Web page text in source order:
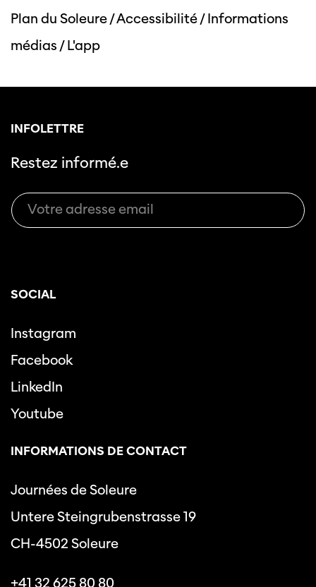
Cette page ne s'affiche pas de manière
optimale avec Internet Explorer. Veuillez
Plan du Soleure/Accessibilité/Informations
médias /L'app
INFOLETTRE
Restez informé.e
SOCIAL
Instagram
Facebook
LinkedIn
Youtube
INFORMATIONS DE CONTACT
Journées de Soleure
Untere Steingrubenstrasse 19
CH-4502 Soleure
+41 32 625 80 80